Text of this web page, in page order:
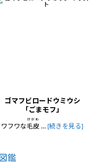
ゴマフビロードウミウシ
「ごまモフ」
フワな毛皮
けがわ
… [続きを見る]
鑑